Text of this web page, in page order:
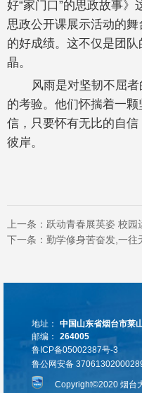
好“家门口”的思政故事
思政公开课展示活动的
的好成绩。这不仅是团
晶。
风雨是对坚韧不屈
的考验。他们怀揣着一
信，只要怀有无比的自
彼岸。
上一条： 跃动青春展英姿 校
下一条： 勤学修身苦奋发,一
地址：
中国山东省烟台市莱
邮编：
264005
鲁ICP备05002387号-3
鲁公网安备
Copyright©2020 烟台